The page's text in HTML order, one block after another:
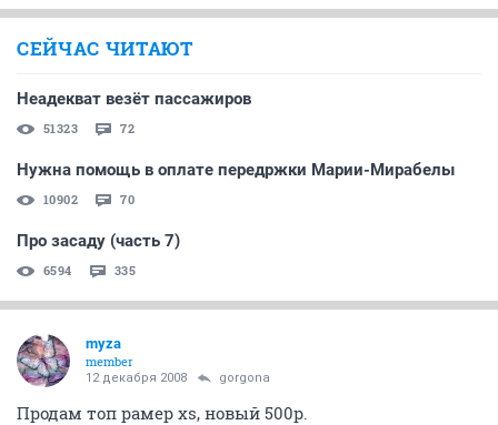
СЕЙЧАС ЧИТАЮТ
Неадекват везёт пассажиров
51323 72
Нужна помощь в оплате передржки Марии-Мирабелы
10902 70
Про засаду (часть 7)
6594 335
myza
member
12 декабря 2008 gorgona
Продам топ рамер xs, новый 500р.